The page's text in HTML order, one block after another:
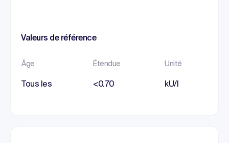
Valeurs de référence
Âge Étendue Unité
Tous les <0.70 kU/l